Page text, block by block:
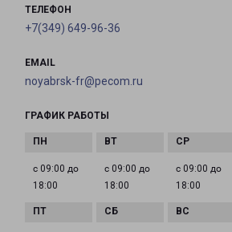
ТЕЛЕФОН
+7(349) 649-96-36
EMAIL
noyabrsk-fr@pecom.ru
ГРАФИК РАБОТЫ
с 09:00 до
18:00
с 09:00 до
18:00
с 09:00 до
18:00